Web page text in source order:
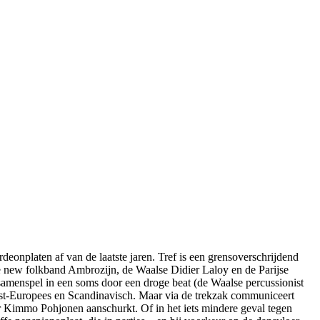
af van de laatste jaren. Tref is een grensoverschrijdend
folkband Ambrozijn, de Waalse Didier Laloy en de Parijse
in een soms door een droge beat (de Waalse percussionist
en Scandinavisch. Maar via de trekzak communiceert
Pohjonen aanschurkt. Of in het iets mindere geval tegen